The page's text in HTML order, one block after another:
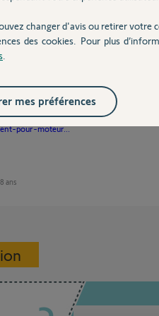
ans
tabliers de cassées.
ici;
pour-moteur...
ans
changer d'avis ou retirer
des cookies. Pour plus
mes préférences